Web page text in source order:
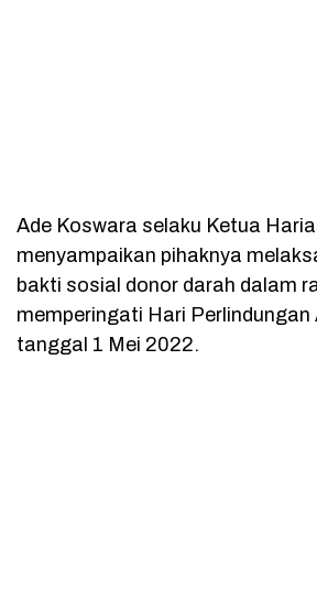
Ade Koswara selaku Ketua
menyampaikan pihaknya
bakti sosial donor darah dalam
memperingati Hari Perlindungan
tanggal 1 Mei 2022.